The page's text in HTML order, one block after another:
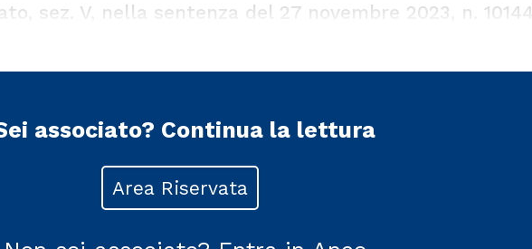
sez. V, nella sentenza del 27 novembre 2023, n. 10144
associato? Continua la lettura
Area Riservata